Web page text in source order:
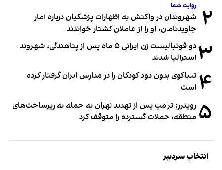
۲ روایت شما
شهروندان در واکنش به اظهارات پزشکیان درباره آمار
جاویدنامان، او را از عاملان کشتار خواندند
۳
دو فوتبالیست زن ایرانی ۵ ماه پس از پناهندگی، شهروند
استرالیا شدند
۴ تنباکوی بدون دود کودکان را در مدارس ایران گرفتار کرده
است
۵ رویترز: ترامپ پس از تهدید تهران به حمله به زیرساخت‌های
منطقه، حملات گسترده را متوقف کرد
انتخاب سردبیر